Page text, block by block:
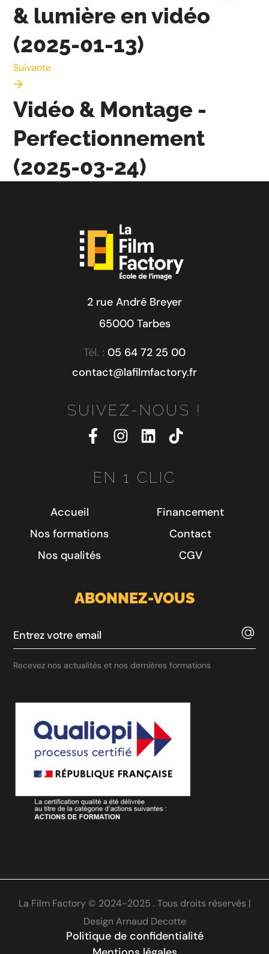
& lumière en vidéo
(2025-01-13)
Suivante
Vidéo & Montage -
Perfectionnement
(2025-03-24)
2 rue André Breyer
65000 Tarbes
Tél. : 05 64 72 25 00
contact@lafilmfactory.fr
SUIVEZ-NOUS !
EN 1 CLIC
Accueil
Nos formations
Nos qualités
Financement
Contact
CGV
ABONNEZ-VOUS
Recevez nos actualités et nos dernières formations
La Film Factory © 2024-2025 . Tous droits réservés |
Design Arnaud Decotte
Politique de confidentialité